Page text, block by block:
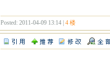
Posted: 2011-04-09 13:14 | 4 楼